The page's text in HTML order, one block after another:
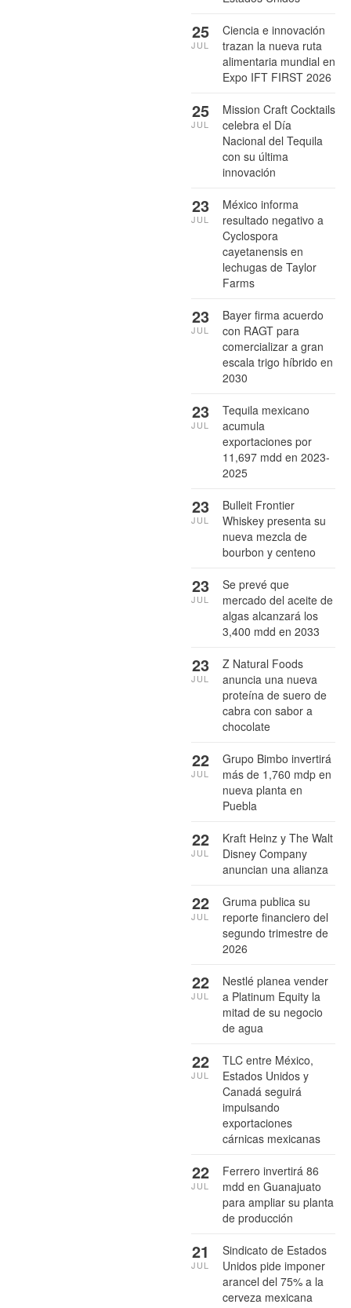
Ciencia e innovación
trazan la nueva ruta
alimentaria mundial en
Expo IFT FIRST 2026
25
JUL
Mission Craft Cocktails
celebra el Día
Nacional del Tequila
con su última
innovación
25
JUL
México informa
resultado negativo a
Cyclospora
cayetanensis en
lechugas de Taylor
Farms
23
JUL
Bayer firma acuerdo
con RAGT para
comercializar a gran
escala trigo híbrido en
2030
23
JUL
Tequila mexicano
acumula
exportaciones por
11,697 mdd en 2023-
2025
23
JUL
Bulleit Frontier
Whiskey presenta su
nueva mezcla de
bourbon y centeno
23
JUL
Se prevé que
mercado del aceite de
algas alcanzará los
3,400 mdd en 2033
23
JUL
Z Natural Foods
anuncia una nueva
proteína de suero de
cabra con sabor a
chocolate
23
JUL
Grupo Bimbo invertirá
más de 1,760 mdp en
nueva planta en
Puebla
22
JUL
Kraft Heinz y The Walt
Disney Company
anuncian una alianza
22
JUL
Gruma publica su
reporte financiero del
segundo trimestre de
2026
22
JUL
Nestlé planea vender
a Platinum Equity la
mitad de su negocio
de agua
22
JUL
TLC entre México,
Estados Unidos y
Canadá seguirá
impulsando
exportaciones
cárnicas mexicanas
22
JUL
Ferrero invertirá 86
mdd en Guanajuato
para ampliar su planta
de producción
22
JUL
Sindicato de Estados
Unidos pide imponer
arancel del 75% a la
cerveza mexicana
21
JUL